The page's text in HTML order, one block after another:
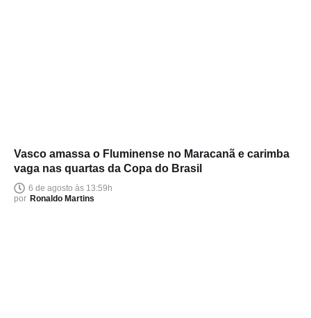
Vasco amassa o Fluminense no Maracanã e carimba
vaga nas quartas da Copa do Brasil
6 de agosto às 13:59h
por Ronaldo Martins